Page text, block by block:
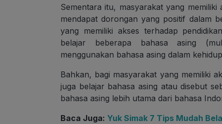
Sementara itu, masyarakat yang
mendapat dorongan yang positif dalam
yang memiliki akses terhadap
belajar beberapa bahasa asing
menggunakan bahasa asing dalam
Bahkan, bagi masyarakat yang memiliki
juga belajar bahasa asing atau disebut
bahasa asing lebih utama dari bahasa
Baca Juga: Yuk Simak 7 Tips Mudah